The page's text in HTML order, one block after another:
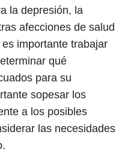
la depresión, la
afecciones de salud
importante trabajar
qué
para su
sopesar los
a los posibles
las necesidades